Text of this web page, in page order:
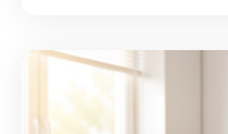
identifier,
capacités.